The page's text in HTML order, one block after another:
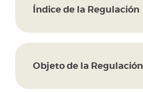
Índice de la Regulación
Objeto de la Regulación